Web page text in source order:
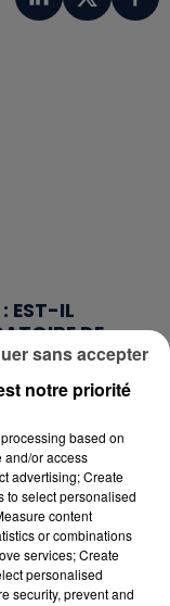
EST-IL
DE
?
OUEST SE
FORÊT : LES
BIENTÔT
notre priorité
based on
and/or access
advertising; Create
to select personalised
content
or combinations
services; Create
personalised
security, prevent and
sans accepter